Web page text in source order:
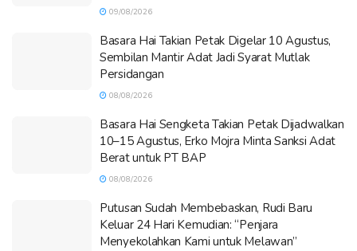
09/08/2026
Basara Hai Takian Petak Digelar 10 Agustus,
Sembilan Mantir Adat Jadi Syarat Mutlak
Persidangan
08/08/2026
Basara Hai Sengketa Takian Petak Dijadwalkan
10–15 Agustus, Erko Mojra Minta Sanksi Adat
Berat untuk PT BAP
08/08/2026
Putusan Sudah Membebaskan, Rudi Baru
Keluar 24 Hari Kemudian: “Penjara
Menyekolahkan Kami untuk Melawan”